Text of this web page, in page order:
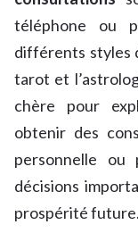
téléphone ou
différents styles
tarot et
chère pour
obtenir des
personnelle ou
décisions
prospérité future.